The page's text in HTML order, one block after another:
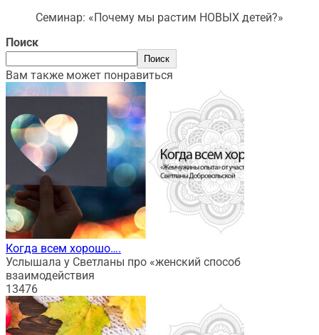
Семинар: «Почему мы растим НОВЫХ детей?»
Поиск
Поиск
Вам также может понравиться
Когда всем хорошо….
Услышала у Светланы про «женский способ
взаимодействия
13476